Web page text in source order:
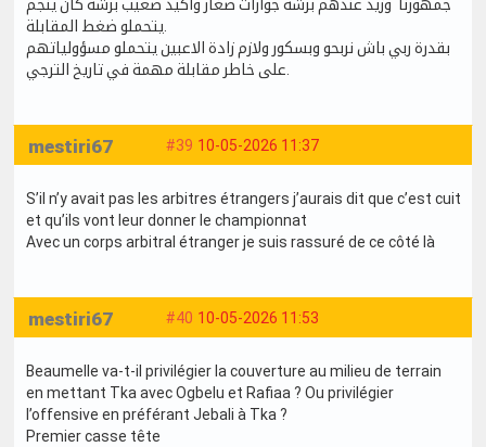
جمهورنا وزيد عندهم برشة جوارات صغار واكيد صعيب برشة كان ينجم
بقدرة ربي باش نربحو وبسكور ولازم زادة الاعبين يتحملو مسؤولياتهم
#39 10-05-2026 11:37
mestiri67
S’il n’y avait pas les arbitres étrangers j’aurais dit que c’est cuit
et qu’ils vont leur donner le championnat
Avec un corps arbitral étranger je suis rassuré de ce côté là
#40 10-05-2026 11:53
mestiri67
Beaumelle va-t-il privilégier la couverture au milieu de terrain
en mettant Tka avec Ogbelu et Rafiaa ? Ou privilégier
l’offensive en préférant Jebali à Tka ?
Premier casse tête